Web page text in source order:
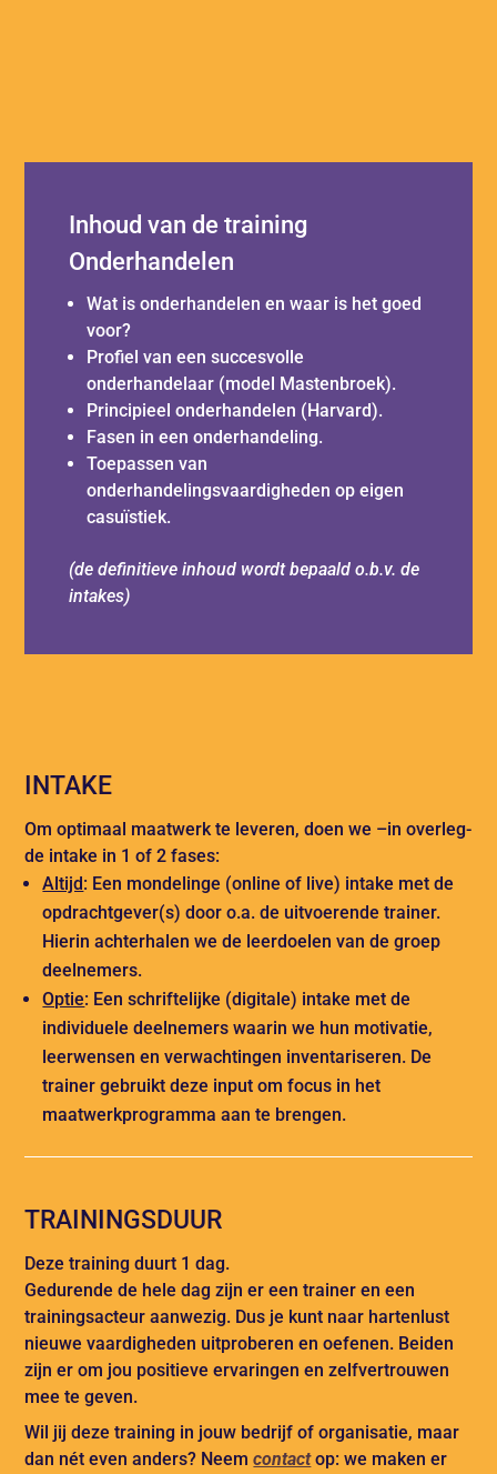
Inhoud van de training
Onderhandelen
Wat is onderhandelen en waar is het goed
voor?
Profiel van een succesvolle
onderhandelaar (model Mastenbroek).
Principieel onderhandelen (Harvard).
Fasen in een onderhandeling.
Toepassen van
onderhandelingsvaardigheden op eigen
casuïstiek.
(de definitieve inhoud wordt bepaald o.b.v. de
intakes)
INTAKE
Om optimaal maatwerk te leveren, doen we –in overleg-
de intake in 1 of 2 fases:
Altijd: Een mondelinge (online of live) intake met de
opdrachtgever(s) door o.a. de uitvoerende trainer.
Hierin achterhalen we de leerdoelen van de groep
deelnemers.
Optie: Een schriftelijke (digitale) intake met de
individuele deelnemers waarin we hun motivatie,
leerwensen en verwachtingen inventariseren. De
trainer gebruikt deze input om focus in het
maatwerkprogramma aan te brengen.
TRAININGSDUUR
Deze training duurt 1 dag.
Gedurende de hele dag zijn er een trainer en een
trainingsacteur aanwezig. Dus je kunt naar hartenlust
nieuwe vaardigheden uitproberen en oefenen. Beiden
zijn er om jou positieve ervaringen en zelfvertrouwen
mee te geven.
Wil jij deze training in jouw bedrijf of organisatie, maar
dan nét even anders? Neemcontactop: we maken er